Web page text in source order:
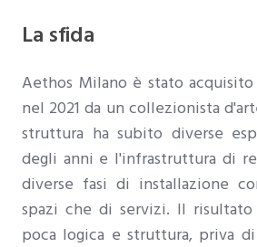
La sfida
Aethos Milano è stato
nel 2021 da un collezionista
struttura ha subito diverse
degli anni e l'infrastruttura di
diverse fasi di installazione
spazi che di servizi. Il
poca logica e struttura, priva